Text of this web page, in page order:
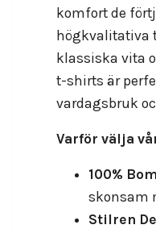
komfort de
högkvalitativa
klassiska vita
t-shirts är
vardagsbruk
Varför välja
100%
skonsam
Stilren